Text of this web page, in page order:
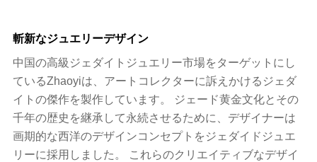
斬新なジュエリーデザイン
中国の高級ジェダイトジュエリー市場をターゲットにし
ているZhaoyiは、アートコレクターに訴えかけるジェダ
イトの傑作を製作しています。 ジェード黄金文化とその
千年の歴史を継承して永続させるために、デザイナーは
画期的な西洋のデザインコンセプトをジェダイドジュエ
リーに採用しました。 これらのクリエイティブなデザイ